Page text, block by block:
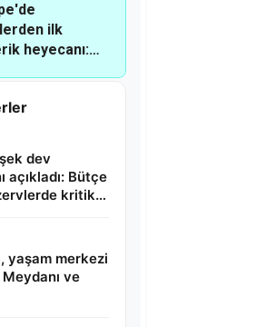
ilk
heyecanı:
dev
açıkladı: Bütçe
kritik
yaşam merkezi
ve